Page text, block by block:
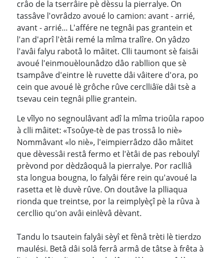
crâo de la tserrâire pè dèssu la pierralye. On
tassâve l'ovrâdzo avoué lo camion: avant - arrié,
avant - arrié... L'affére ne tegnâi pas grantein et
l'an d'aprî l'ètâi remé la mîma tralîre. On yâdzo
l'avâi falyu rabotâ lo mâitet. Clli taumont sè faisâi
avoué l'einmouèlounâdzo dâo rabllion que sè
tsampâve d'eintre lè ruvette dâi vâitere d'ora, po
cein que avoué lè grôche rûve cerclliâïe dâi tsè a
tsevau cein tegnâi pllie grantein.
Le vîlyo no segnoulâvant adî la mîma trioûla rapoo
à clli mâitet: «Tsoûye-tè de pas trossâ lo niè»
Nommâvant «lo niè», l'eimpierrâdzo dâo mâitet
que dèvessâi restâ fermo et l'ètâi de pas reboulyî
prèvond por dèdzâoquâ la pierralye. Por raclliâ
sta longua bougna, lo falyâi fére rein qu'avoué la
rasetta et lè duvè rûve. On doutâve la plliaqua
rionda que treintse, por la reimplyèçî pè la rûva à
cercllio qu'on avâi einlèvâ dèvant.
Tandu lo tsautein falyâi sèyî et fènâ trèti lè tierdzo
maulési. Betâ dâi solâ ferrâ armâ de tâtse à frêta à